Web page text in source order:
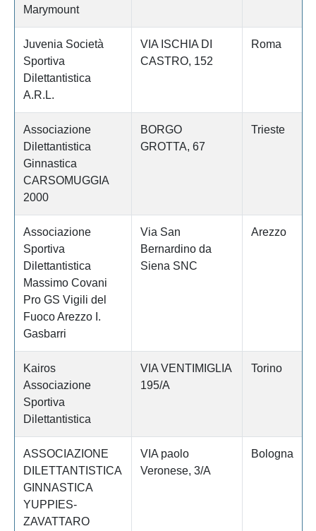
Marymount
Juvenia Società
Sportiva
Dilettantistica
A.R.L.
VIA ISCHIA DI
CASTRO, 152
Roma
Associazione
Dilettantistica
Ginnastica
CARSOMUGGIA
2000
BORGO
GROTTA, 67
Trieste
Associazione
Sportiva
Dilettantistica
Massimo Covani
Pro GS Vigili del
Fuoco Arezzo I.
Gasbarri
Via San
Bernardino da
Siena SNC
Arezzo
Kairos
Associazione
Sportiva
Dilettantistica
VIA VENTIMIGLIA
195/A
Torino
ASSOCIAZIONE
DILETTANTISTICA
GINNASTICA
YUPPIES-
ZAVATTARO
VIA paolo
Veronese, 3/A
Bologna